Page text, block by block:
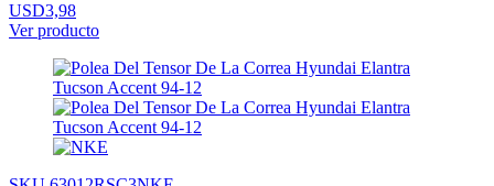
USD3,98
Ver producto